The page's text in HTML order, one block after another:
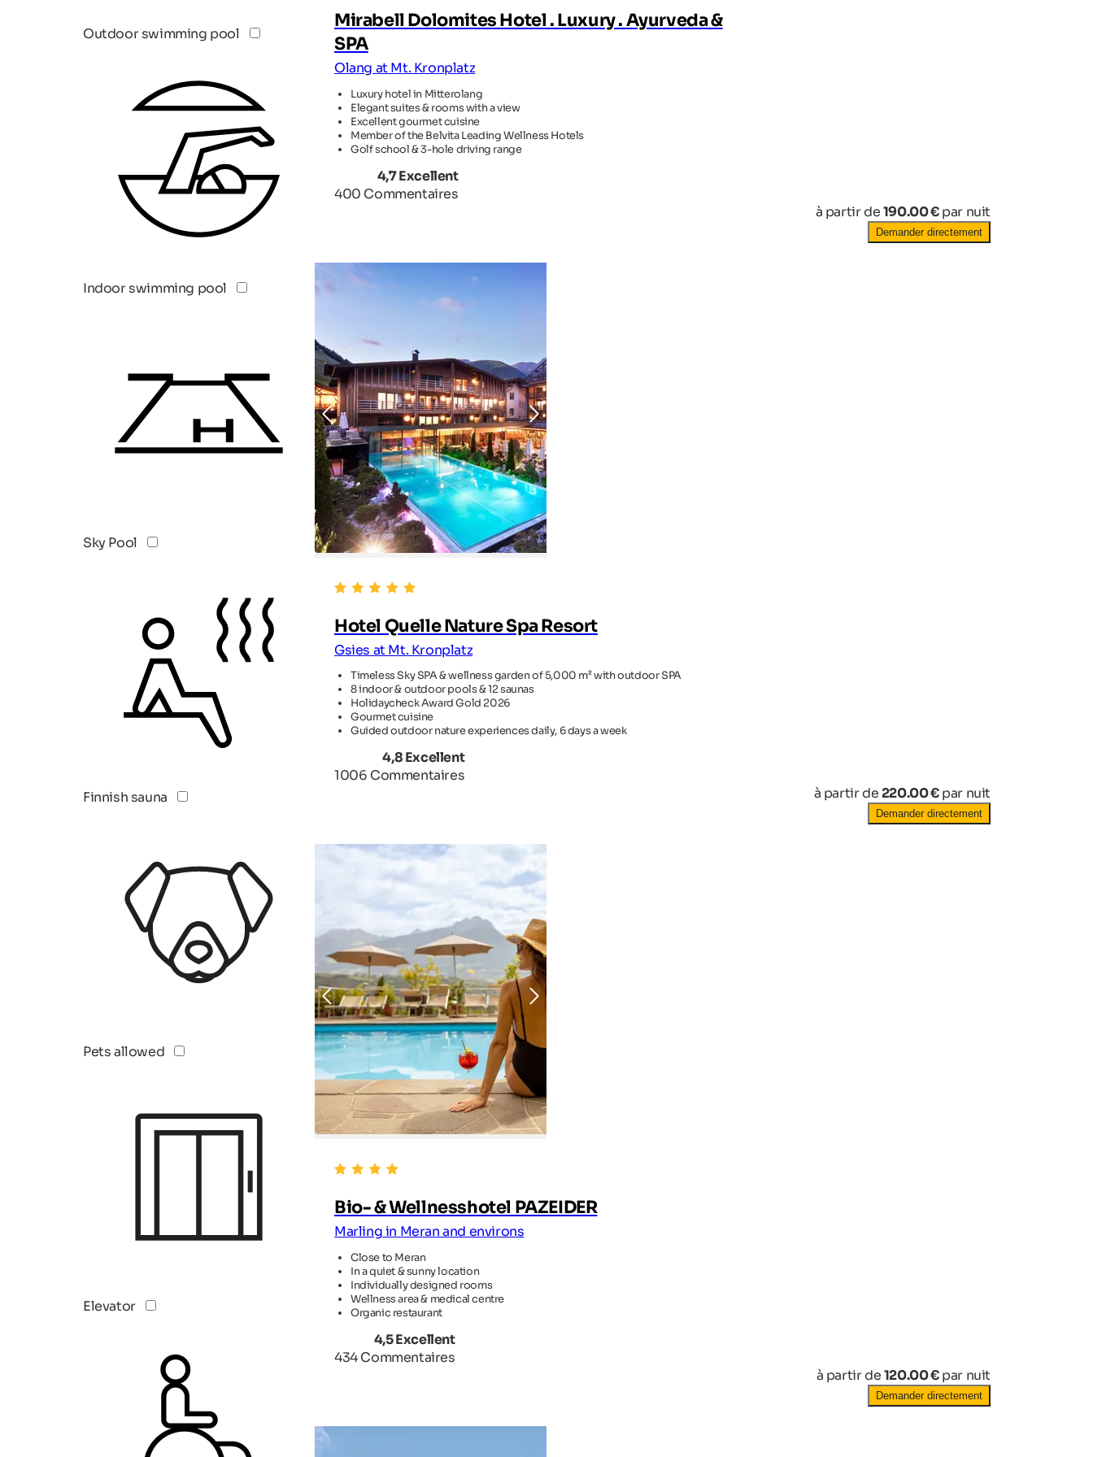
Outdoor swimming pool
Indoor swimming pool
Sky Pool
Finnish sauna
Pets allowed
Elevator
Mirabell Dolomites Hotel . Luxury . Ayurveda &
SPA
Olang at Mt. Kronplatz
Luxury hotel in Mitterolang
Elegant suites & rooms with a view
Excellent gourmet cuisine
Member of the Belvita Leading Wellness Hotels
Golf school & 3-hole driving range
4,7 Excellent
400 Commentaires
à partir de190.00 € par nuit
Demander directement
TOP HOTEL
Hotel Quelle Nature Spa Resort
Gsies at Mt. Kronplatz
Timeless Sky SPA & wellness garden of 5,000 m² with outdoor SPA
8 indoor & outdoor pools & 12 saunas
Holidaycheck Award Gold 2026
Gourmet cuisine
Guided outdoor nature experiences daily, 6 days a week
4,8 Excellent
1006 Commentaires
à partir de220.00 € par nuit
Demander directement
TOP HOTEL
Bio- & Wellnesshotel PAZEIDER
Marling in Meran and environs
Close to Meran
In a quiet & sunny location
Individually designed rooms
Wellness area & medical centre
Organic restaurant
4,5 Excellent
434 Commentaires
à partir de120.00 € par nuit
Demander directement